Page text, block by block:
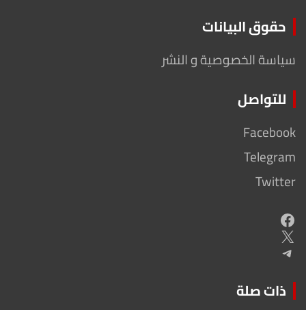
حقوق البيانات
سياسة الخصوصية و النشر
للتواصل
Facebook
Telegram
Twitter
Facebook
X
Telegram
ذات صلة